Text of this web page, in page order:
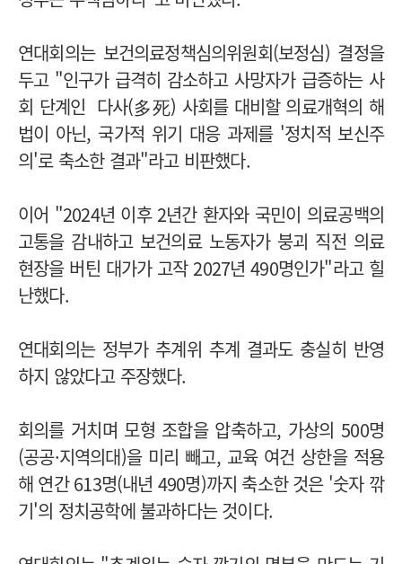
연대회의는 보건의료정책심의위원회(보정심) 결정을
두고 "인구가 급격히 감소하고 사망자가 급증하는 사
회 단계인 다사(多死) 사회를 대비할 의료개혁의 해
법이 아닌, 국가적 위기 대응 과제를 '정치적 보신주
의'로 축소한 결과"라고 비판했다.
이어 "2024년 이후 2년간 환자와 국민이 의료공백의
고통을 감내하고 보건의료 노동자가 붕괴 직전 의료
현장을 버틴 대가가 고작 2027년 490명인가"라고 힐
난했다.
연대회의는 정부가 추계위 추계 결과도 충실히 반영
하지 않았다고 주장했다.
회의를 거치며 모형 조합을 압축하고, 가상의 500명
(공공·지역의대)을 미리 빼고, 교육 여건 상한을 적용
해 연간 613명(내년 490명)까지 축소한 것은 '숫자 깎
기'의 정치공학에 불과하다는 것이다.